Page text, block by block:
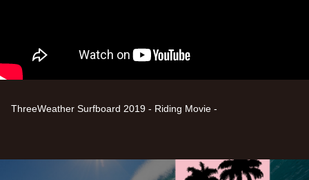
ThreeWeather Surfboard 2019 - Riding Movie -